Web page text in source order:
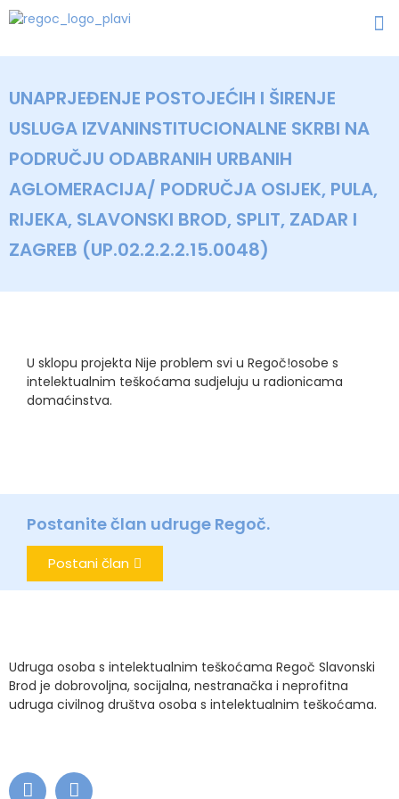
UNAPRJEĐENJE POSTOJEĆIH I ŠIRENJE
USLUGA IZVANINSTITUCIONALNE SKRBI NA
PODRUČJU ODABRANIH URBANIH
AGLOMERACIJA/ PODRUČJA OSIJEK, PULA,
RIJEKA, SLAVONSKI BROD, SPLIT, ZADAR I
ZAGREB (UP.02.2.2.2.15.0048)
U sklopu projekta Nije problem svi u Regoč!osobe s
intelektualnim teškoćama sudjeluju u radionicama
domaćinstva.
Postanite član udruge Regoč.
Postani član
Udruga osoba s intelektualnim teškoćama Regoč Slavonski
Brod je dobrovoljna, socijalna, nestranačka i neprofitna
udruga civilnog društva osoba s intelektualnim teškoćama.